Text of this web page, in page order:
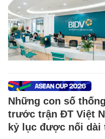
Những con số
trước trận ĐT Việt
kỷ lục được nối dài